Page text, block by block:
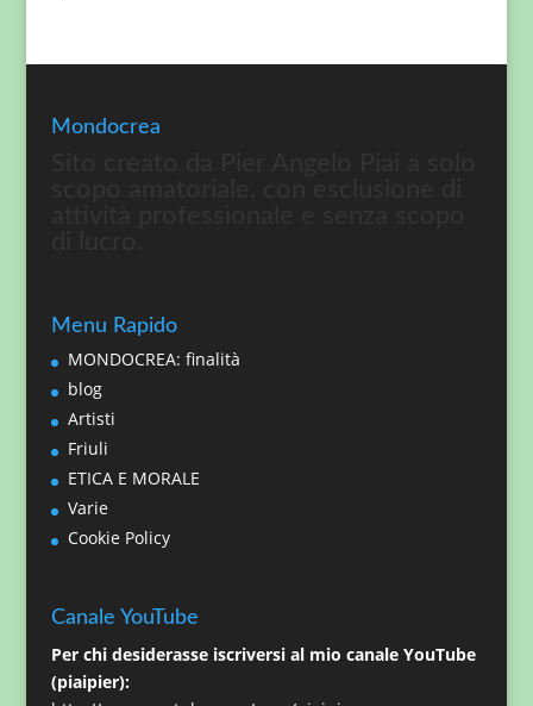
Mondocrea
Menu Rapido
MONDOCREA: finalità
blog
Artisti
Friuli
ETICA E MORALE
Varie
Cookie Policy
Canale YouTube
Per chi desiderasse iscriversi al mio canale YouTube
(piaipier):